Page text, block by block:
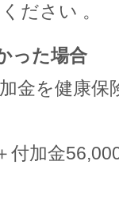
ださい 。
った場合
金を健康保
付加金